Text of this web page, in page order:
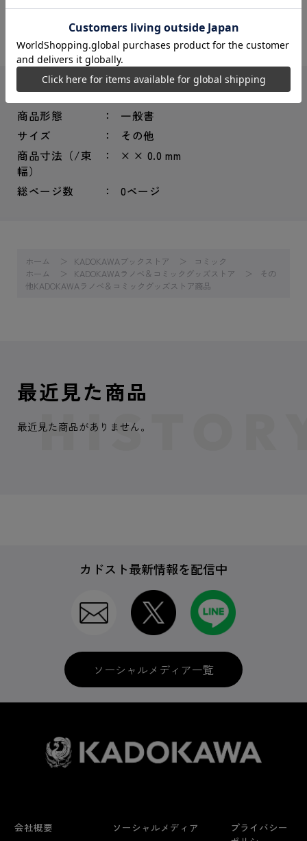
シェアする：
ISBNコード
9784757705555
商品形態
一般書
サイズ
その他
商品寸法（/束
幅）
× × 0.0 mm
総ページ数 0ページ
ホーム KADOKAWAブックストア
コミック
ホーム
KADOKAWAラノベ＆コミックグッズストア
その
他KADOKAWAラノベ＆コミックグッズストア商品
最近見た商品
最近見た商品がありません。
カドスト最新情報を配信中
ソーシャルメディア一覧
会社概要 ソーシャルメディア
プライバシー